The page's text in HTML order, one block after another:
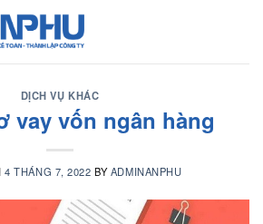
DỊCH VỤ KHÁC
vay vốn ngân hàng
4 THÁNG 7, 2022 BYADMINANPHU